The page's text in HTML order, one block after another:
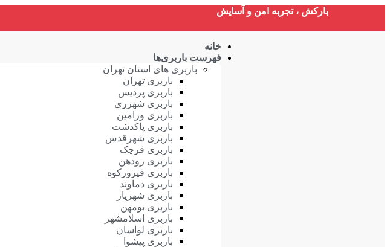
بارکش ، تجربه امن و آسایش
خانه
فهرست باربری‌ها
باربری های استان تهران
باربری تهران
باربری پردیس
باربری شهرری
باربری ورامین
باربری پاکدشت
باربری شهرقدس
باربری قرچک
باربری رودهن
باربری فیروزکوه
باربری دماوند
باربری شهریار
باربری بومهن
باربری اسلامشهر
باربری لواسان
باربری پیشوا